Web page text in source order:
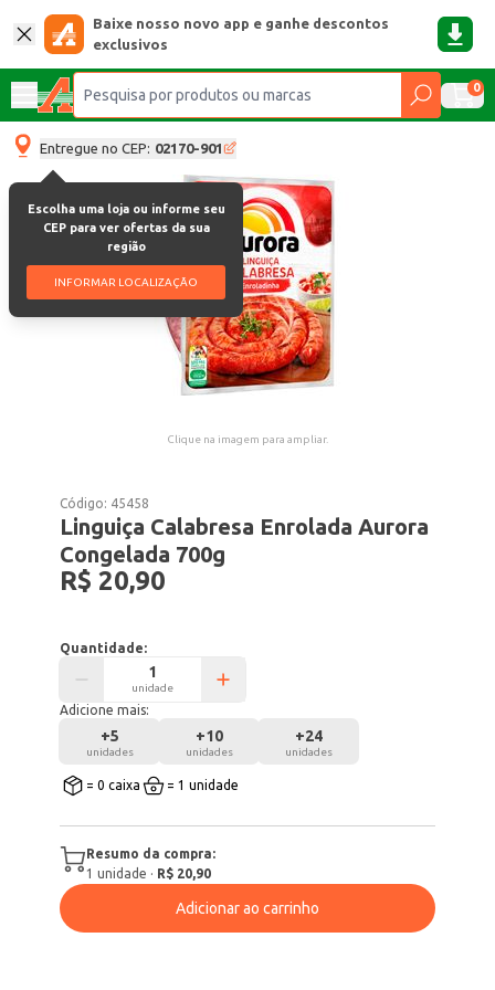
Baixe nosso novo app e ganhe descontos
exclusivos
0
Entregue no CEP: 02170-901
Escolha uma loja ou informe seu
CEP para ver ofertas da sua
região
INFORMAR LOCALIZAÇÃO
Clique na imagem para ampliar.
Código: 45458
Linguiça Calabresa Enrolada Aurora
Congelada 700g
R$ 20,90
Quantidade:
unidade
Adicione mais:
+5
unidades
+10
unidades
+24
unidades
= 0 caixa = 1 unidade
Resumo da compra:
1 unidade · R$ 20,90
Adicionar ao carrinho